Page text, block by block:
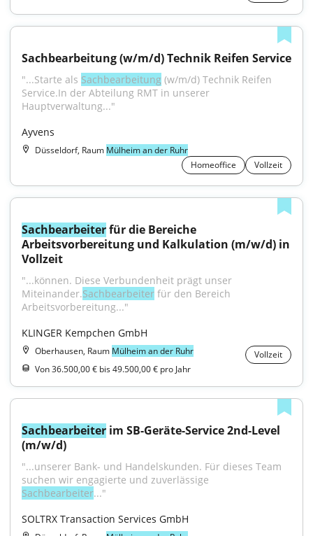
Sachbearbeitung (w/m/d) Technik Reifen Service
"...Starte als Sachbearbeitung (w/m/d) Technik Reifen
Service.In der Abteilung RMT in unserer
Hauptverwaltung..."
Ayvens
Düsseldorf, Raum Mülheim an der Ruhr
Homeoffice
Vollzeit
Sachbearbeiter für die Bereiche
Arbeitsvorbereitung und Kalkulation (m/w/d) in
Vollzeit
"...können. Diese Verbundenheit prägt unser
Miteinander.Sachbearbeiter für den Bereich
Arbeitsvorbereitung..."
KLINGER Kempchen GmbH
Oberhausen, Raum Mülheim an der Ruhr
Vollzeit
Von 36.500,00 € bis 49.500,00 € pro Jahr
Sachbearbeiter im SB-Geräte-Service 2nd-Level
(m/w/d)
"...unserer Bank- und Handelskunden. Für dieses Team
Sachbearbeiter..."
SOLTRX Transaction Services GmbH